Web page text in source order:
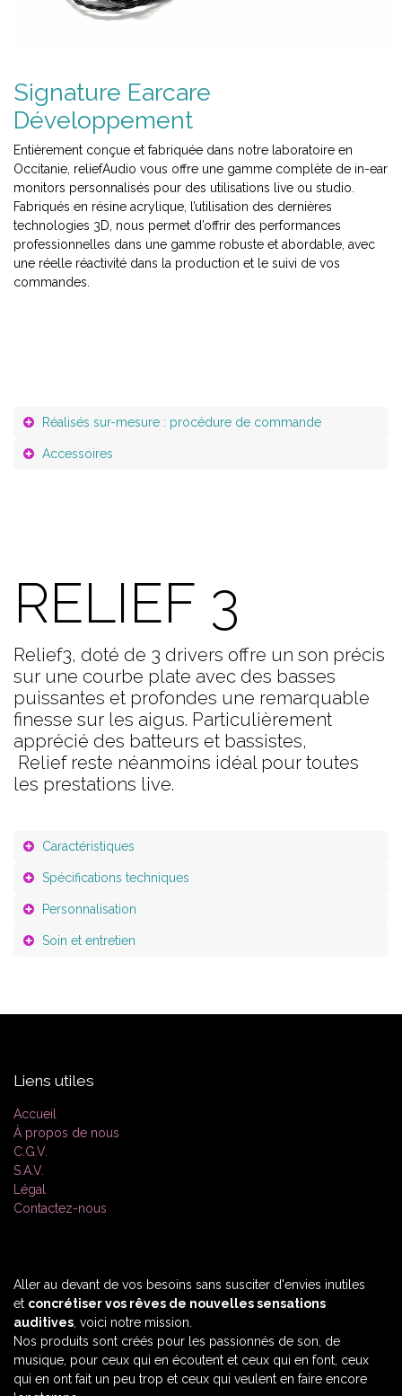
Signature Earcare
Développement
Entièrement conçue et fabriquée dans notre laboratoire en
Occitanie, reliefAudio vous offre une gamme complète de in-ear
monitors personnalisés pour des utilisations live ou studio.
Fabriqués en résine acrylique, l’utilisation des dernières
technologies 3D, nous permet d’offrir des performances
professionnelles dans une gamme robuste et abordable, avec
une réelle réactivité dans la production et le suivi de vos
commandes.
Réalisés sur-mesure : procédure de commande
Accessoires
RELIEF 3
Relief3, doté de 3 drivers offre un son précis
sur une courbe plate avec des basses
puissantes et profondes une remarquable
finesse sur les aigus. Particulièrement
apprécié des batteurs et bassistes,
Relief reste néanmoins idéal pour toutes
les prestations live.
Caractéristiques
Spécifications techniques
Personnalisation
Soin et entretien
Liens utiles
Accueil
À propos de nous
C.G.V.
S.A.V.
Légal
Contactez-nous
Aller au devant de vos besoins sans susciter d'envies inutiles
et concrétiser vos rêves de nouvelles sensations
auditives , voici notre mission.
Nos produits sont créés pour les passionnés de son, de
musique, pour ceux qui en écoutent et ceux qui en font, ceux
qui en ont fait un peu trop et ceux qui veulent en faire encore